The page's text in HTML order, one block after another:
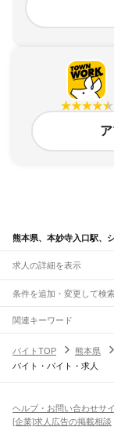
熊本県、本妙寺入口駅、
求人の詳細を表示
条件を追加・変更して検
市区町村を追加・変更
熊本県すべて
熊本市 すべて
天草市合志市植木町
駅を追加・変更
千丁駅新八代駅八代駅
職種を追加・変更
飲食・フードサービス
ホールスタッフキッチ
人気
関連キーワード
バイトTOP
熊本県
バイト・バイト・求人
ヘルプ・お問い合わせサ
[企業]求人広告の掲載相談